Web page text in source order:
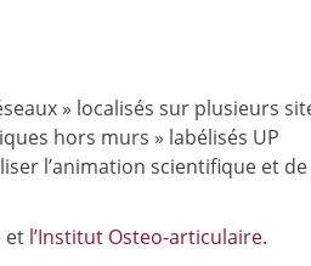
» localisés sur plusieurs
hors murs » labélisés UP
l’animation scientifique et de
et l’Institut Osteo-articulaire.